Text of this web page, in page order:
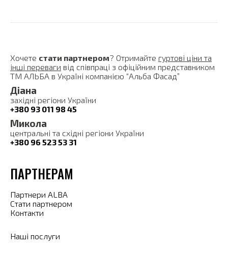
Хочете стати партнером? Отримайте гуртові ціни та
інші переваги від співпраці з офіційним представником
ТМ АЛЬБА в Україні компанією “Альба Фасад”
Діана
західні регіони України
+380 93 011 98 45
Микола
центральні та східні регіони України
+380 96 523 53 31
ПАРТНЕРАМ
Партнери ALBA
Стати партнером
Контакти
Наші послуги